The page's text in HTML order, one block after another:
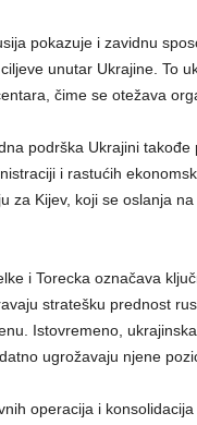
pokazuje i zavidnu
unutar Ukrajine. To
čime se otežava
podrška Ukrajini
i rastućih
za Kijev, koji se oslanja
i Torecka označava
stratešku prednost
Istovremeno,
ugrožavaju njene
operacija i